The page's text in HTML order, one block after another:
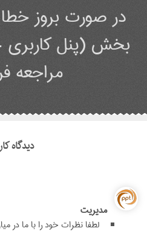
در صورت بروز خطا
بخش (پنل
مراجعه
دیدگاه
مدیریت
لطفا نظرات خود را با ما در